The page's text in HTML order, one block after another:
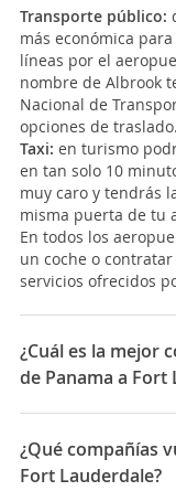
Transporte público:
más económica
líneas por el
nombre de Albrook
Nacional de
opciones de traslado.
Taxi: en turismo
en tan solo 10
muy caro y tendrás
misma puerta de tu
En todos los
un coche o
servicios ofrecidos
¿Cuál es la mejor
de Panama a Fort
Las mejores
Panama y Fort
¿Qué compañías
Fort Lauderdale?